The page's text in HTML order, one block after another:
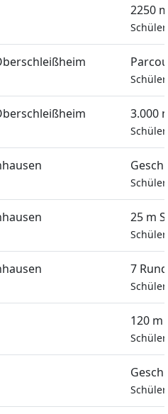
2250
3.000
25 m
7
120 m